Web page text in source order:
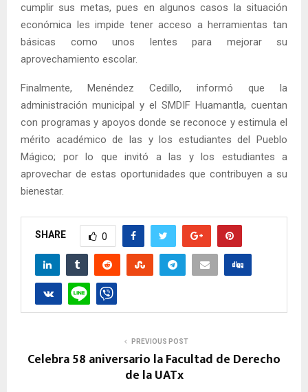
cumplir sus metas, pues en algunos casos la situación
económica les impide tener acceso a herramientas tan
básicas como unos lentes para mejorar su
aprovechamiento escolar.
Finalmente, Menéndez Cedillo, informó que la
administración municipal y el SMDIF Huamantla, cuentan
con programas y apoyos donde se reconoce y estimula el
mérito académico de las y los estudiantes del Pueblo
Mágico; por lo que invitó a las y los estudiantes a
aprovechar de estas oportunidades que contribuyen a su
bienestar.
SHARE 0
PREVIOUS POST
Celebra 58 aniversario la Facultad de Derecho
de la UATx